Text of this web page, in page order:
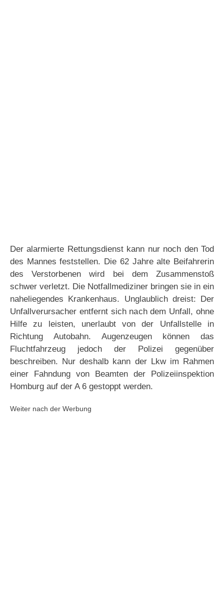
Der alarmierte Rettungsdienst kann nur noch den Tod
des Mannes feststellen. Die 62 Jahre alte Beifahrerin
des Verstorbenen wird bei dem Zusammenstoß
schwer verletzt. Die Notfallmediziner bringen sie in ein
naheliegendes Krankenhaus. Unglaublich dreist: Der
Unfallverursacher entfernt sich nach dem Unfall, ohne
Hilfe zu leisten, unerlaubt von der Unfallstelle in
Richtung Autobahn. Augenzeugen können das
Fluchtfahrzeug jedoch der Polizei gegenüber
beschreiben. Nur deshalb kann der Lkw im Rahmen
einer Fahndung von Beamten der Polizeiinspektion
Homburg auf der A 6 gestoppt werden.
Weiter nach der Werbung